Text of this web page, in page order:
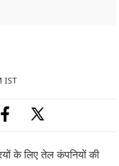
IST
के लिए तेल कंपनियों की